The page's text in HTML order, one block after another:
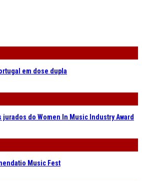
em dose dupla
jurados do Women In Music Industry Award
Music Fest